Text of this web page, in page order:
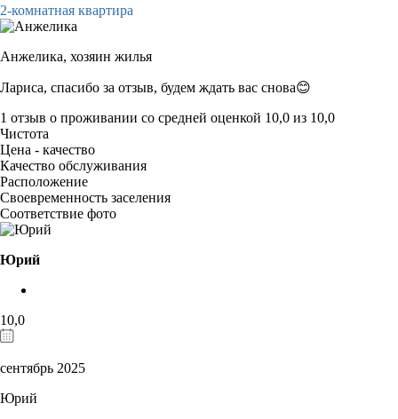
2-комнатная квартира
Анжелика, хозяин жилья
Лариса, спасибо за отзыв, будем ждать вас снова😊
1 отзыв о проживании со средней оценкой 10,0 из 10,0
Чистота
Цена - качество
Качество обслуживания
Расположение
Своевременность заселения
Соответствие фото
Юрий
10,0
сентябрь 2025
Юрий